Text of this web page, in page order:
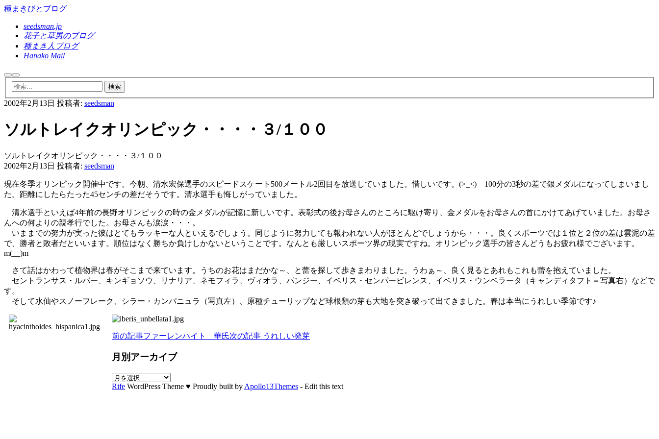
種まきびとブログ
seedsman.jp
花子と草男のブログ
種まき人ブログ
Hanako Mail
検 メ
イ
ン
メ
ュ
ー
2002年2月13日 投稿者: seedsman
ソルトレイクオリンピック・・・・３/１００
ソルトレイクオリンピック・・・・３/１００
2002年2月13日 投稿者: seedsman
現在冬季オリンピック開催中です。今朝、清水宏保選手のスピードスケート500メートル2回目を放送していました。惜しいです。(>_<) 100分の3秒の差で銀メダルになってしまいまし
た。距離にしたらたった45センチの差だそうです。清水選手も悔しがっていました。
清水選手といえば4年前の長野オリンピックの時の金メダルが記憶に新しいです。表彰式の後お母さんのところに駆け寄り、金メダルをお母さんの首にかけてあげていました。お母さ
んへの何よりの親孝行でした。お母さんも涙涙・・・。
いままでの努力が実った彼はとてもラッキーな人といえるでしょう。同じように努力しても報われない人がほとんどでしょうから・・・。良くスポーツでは１位と２位の差は雲泥の差
で、勝者と敗者だといいます。順位はなく勝ちか負けしかないということです。なんとも厳しいスポーツ界の現実ですね。オリンピック選手の皆さんどうもお疲れ様でございます。
m(__)m
さて話はかわって植物界は春がそこまで来ています。うちのお花はまだかな～、と蕾を探して歩きまわりました。うわぁ～、良く見るとあれもこれも蕾を抱えていました。
セントランサス・ルバー、キンギョソウ、リナリア、ネモフィラ、ヴィオラ、パンジー、イベリス・センパービレンス、イベリス・ウンベラータ（キャンディタフト＝写真右）などで
す。
そして水仙やスノーフレーク、シラー・カンパニュラ（写真左）、原種チューリップなど球根類の芽も大地を突き破って出てきました。春は本当にうれしい季節です♪
前の記事ファーレンハイト 華氏次の記事 うれしい発芽
月別アーカイブ
月
別
Rife WordPress Theme ♥ Proudly built by Apollo13Themes - Edit this text